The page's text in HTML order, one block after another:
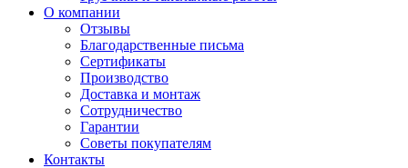
О компании
Отзывы
Благодарственные письма
Сертификаты
Производство
Доставка и монтаж
Сотрудничество
Гарантии
Советы покупателям
Контакты